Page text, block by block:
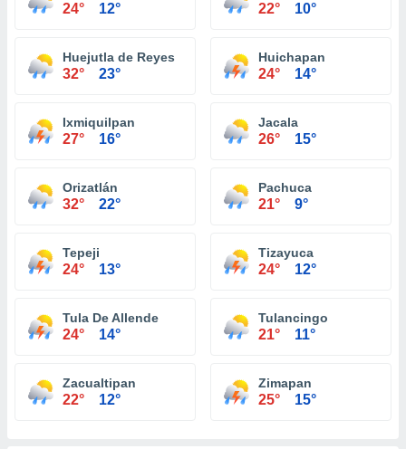
24° 12° 22° 10°
Huejutla de Reyes
32° 23°
Huichapan
24° 14°
Ixmiquilpan
27° 16°
Jacala
26° 15°
Orizatlán
32° 22°
Pachuca
21° 9°
Tepeji
24° 13°
Tizayuca
24° 12°
Tula De Allende
24° 14°
Tulancingo
21° 11°
Zacualtipan
22° 12°
Zimapan
25° 15°